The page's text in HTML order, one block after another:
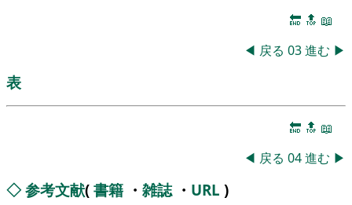
🔚 🔝 📖
◀ 戻る 03進む ▶
表
🔚 🔝 📖
◀ 戻る 04進む ▶
◇ 参考文献( 書籍 ・ 雑誌・ URL )